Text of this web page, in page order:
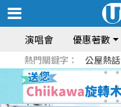
演唱會 優惠著數
熱門關鍵字： 公屋熱話